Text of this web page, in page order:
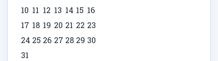
10 11 12 13 14 15 16
17 18 19 20 21 22 23
24 25 26 27 28 29 30
31